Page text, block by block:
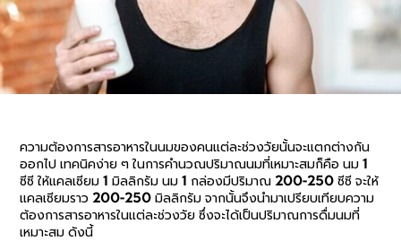
ความต้องการสารอาหารในนมของคนแต่ละช่วงวัยนั้นจะแตกต่างกัน
ออกไป เทคนิคง่าย ๆ ในการคำนวณปริมาณนมที่เหมาะสมก็คือ นม 1
ซีซี ให้แคลเซียม 1 มิลลิกรัม นม 1 กล่องมีปริมาณ 200-250 ซีซี จะให้
แคลเซียมราว 200-250 มิลลิกรัม จากนั้นจึงนำมาเปรียบเทียบความ
ต้องการสารอาหารในแต่ละช่วงวัย ซึ่งจะได้เป็นปริมาณการดื่มนมที่
เหมาะสม ดังนี้